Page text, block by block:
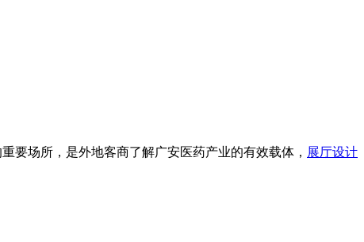
要场所，是外地客商了解广安医药产业的有效载体， 展厅设计